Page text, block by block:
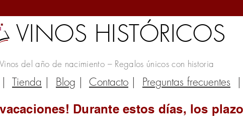
VINOS HISTÓRICOS
Vinos del año de nacimiento – Regalos únicos con historia
| Tienda | Blog | Contacto | Preguntas frecuentes |
Durante estos días, los